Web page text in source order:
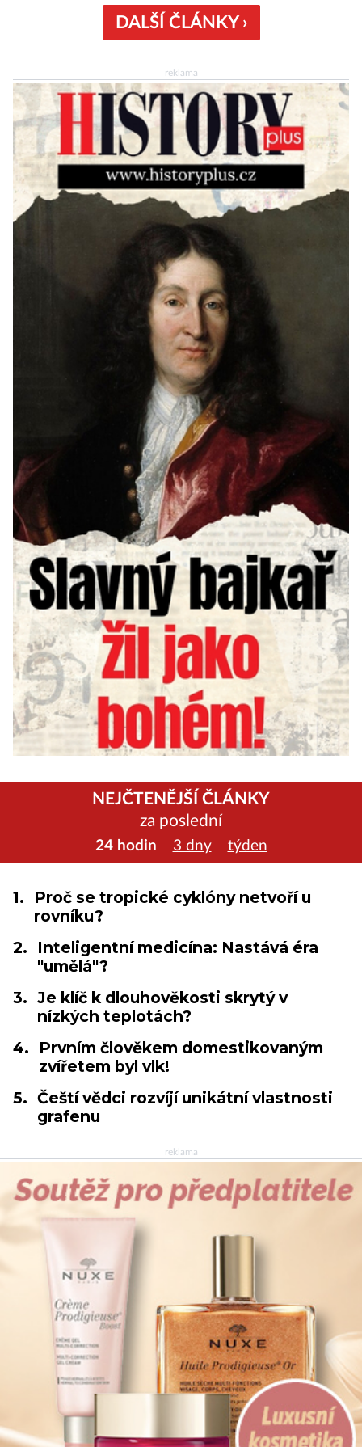
nedostatku spánku a stresu při péči o
novorozence. Nyní se však ukazuje, že za tím
Poporodní mozková mlha, v angličtině […]
DALŠÍ ČLÁNKY ›
reklama
NEJČTENĚJŠÍ ČLÁNKY
za poslední
24 hodin 3 dny týden
1.
Proč se tropické cyklóny netvoří u
rovníku?
2.
Inteligentní medicína: Nastává éra
"umělá"?
3. Je klíč k dlouhověkosti skrytý v
nízkých teplotách?
4.
Prvním člověkem domestikovaným
zvířetem byl vlk!
5. Čeští vědci rozvíjí unikátní vlastnosti
grafenu
reklama